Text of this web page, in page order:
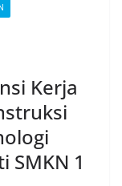
Kerja
SMKN 1